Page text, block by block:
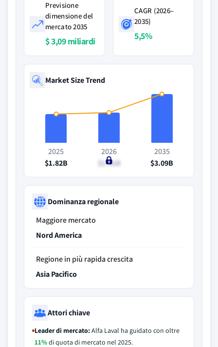
Previsione
dimensione del
mercato 2035
$ 3,09 miliardi
CAGR (2026–
2035)
5,5%
Market Size Trend
2025
$1.82B
2026
$1.91B
2035
$3.09B
Dominanza regionale
Maggiore mercato
Nord America
Regione in più rapida crescita
Asia Pacifico
Attori chiave
Leader di mercato:Alfa Laval ha guidato con oltre
11%di quota di mercato nel 2025.